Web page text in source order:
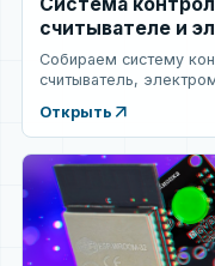
считывателе и
Собираем систему
считыватель,
Открыть arrow_outward